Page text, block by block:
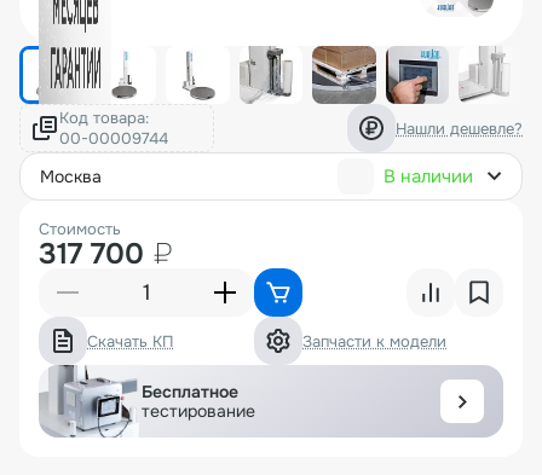
Код товара: Нашли дешевле?
москва В наличии
Стоимость
317 700 ₽
Скачать КП Запчасти к модели
Бесплатное
тестирование